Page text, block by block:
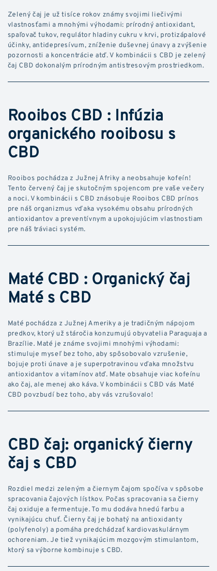
Zelený čaj je už tisíce rokov známy svojimi liečivými
vlastnosťami a mnohými výhodami: prírodný antioxidant,
spaľovač tukov, regulátor hladiny cukru v krvi, protizápalové
účinky, antidepresívum, zníženie duševnej únavy a zvýšenie
pozornosti a koncentrácie atď. V kombinácii s CBD je zelený
čaj CBD dokonalým prírodným antistresovým prostriedkom.
Rooibos CBD : Infúzia
organického rooibosu s
CBD
Rooibos pochádza z Južnej Afriky a neobsahuje kofeín!
Tento červený čaj je skutočným spojencom pre vaše večery
a noci. V kombinácii s CBD znásobuje Rooibos CBD prínos
pre náš organizmus vďaka vysokému obsahu prírodných
antioxidantov a preventívnym a upokojujúcim vlastnostiam
pre náš tráviaci systém.
Maté CBD : Organický čaj
Maté s CBD
Maté pochádza z Južnej Ameriky a je tradičným nápojom
predkov, ktorý už stáročia konzumujú obyvatelia Paraguaja a
Brazílie. Maté je známe svojimi mnohými výhodami:
stimuluje myseľ bez toho, aby spôsobovalo vzrušenie,
bojuje proti únave a je superpotravinou vďaka množstvu
antioxidantov a vitamínov atď. Mate obsahuje viac kofeínu
ako čaj, ale menej ako káva. V kombinácii s CBD vás Maté
CBD povzbudí bez toho, aby vás vzrušovalo!
CBD čaj: organický čierny
čaj s CBD
Rozdiel medzi zeleným a čiernym čajom spočíva v spôsobe
spracovania čajových lístkov. Počas spracovania sa čierny
čaj oxiduje a fermentuje. To mu dodáva hnedú farbu a
vynikajúcu chuť. Čierny čaj je bohatý na antioxidanty
(polyfenoly) a pomáha predchádzať kardiovaskulárnym
ochoreniam. Je tiež vynikajúcim mozgovým stimulantom,
ktorý sa výborne kombinuje s CBD.